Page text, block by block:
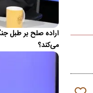
ذوق مهران
مهران غفوریان
سریال «کلاغ» گفت که
ظریف: چین و
جایگزین همه جهان
دیپلمات پیشین
آینده خواهند بود،
اراده صلح بر طبل
می‌کند؟